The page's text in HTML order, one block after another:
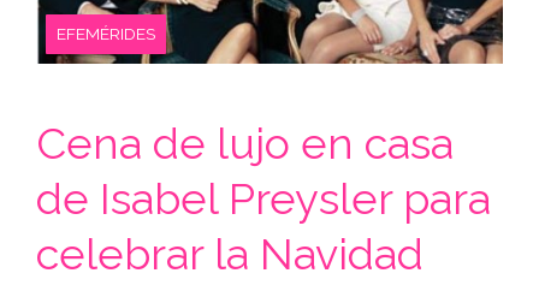
EFEMÉRIDES
Cena de lujo en casa
de Isabel Preysler para
celebrar la Navidad